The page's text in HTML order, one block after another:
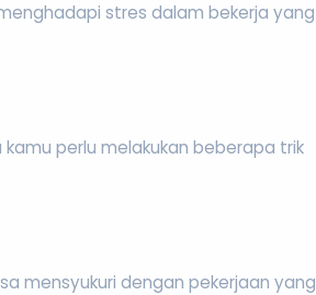
stres dalam bekerja yang
perlu melakukan beberapa trik
mensyukuri dengan pekerjaan yang